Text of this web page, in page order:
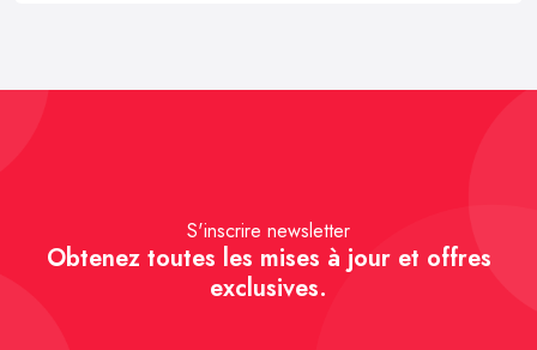
S'inscrire newsletter
Obtenez toutes les mises à jour et offres
exclusives.